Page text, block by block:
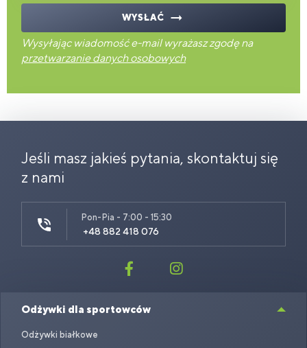
WYSŁAĆ
Wysyłając wiadomość e-mail wyrażasz zgodę na
przetwarzanie danych osobowych
Jeśli masz jakieś pytania, skontaktuj się
z nami
Pon-Pia - 7:00 - 15:30
+48 882 418 076
Odżywki dla sportowców
Odżywki białkowe